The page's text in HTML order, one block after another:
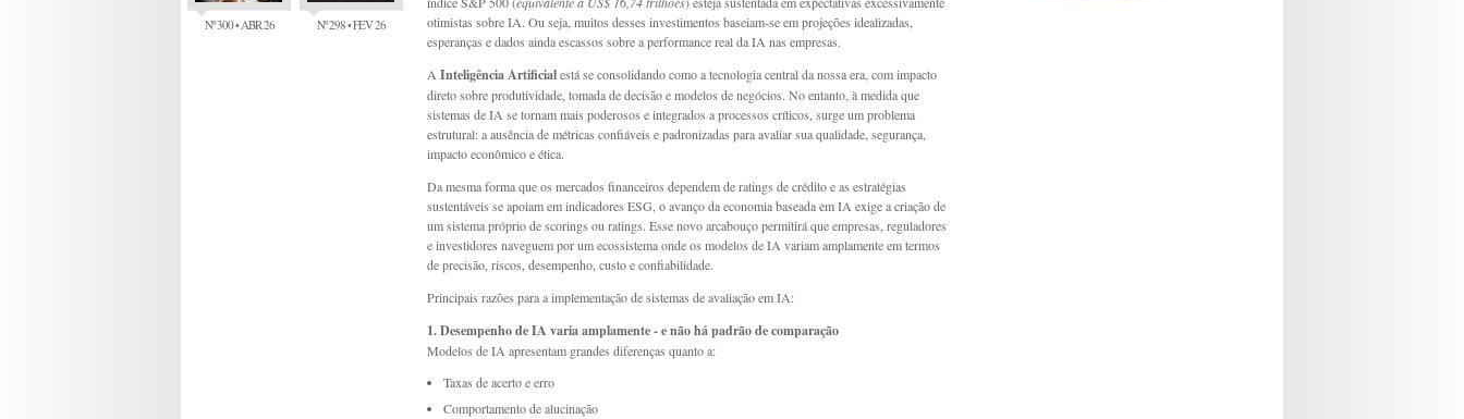
Nº 300 • ABR 26 Nº 298 • FEV 26
otimistas sobre IA. Ou seja, muitos desses investimentos baseiam-se em projeções idealizadas,
esperanças e dados ainda escassos sobre a performance real da IA nas empresas.
A Inteligência Artificialestá se consolidando como a tecnologia central da nossa era, com impacto
direto sobre produtividade, tomada de decisão e modelos de negócios. No entanto, à medida que
sistemas de IA se tornam mais poderosos e integrados a processos críticos, surge um problema
estrutural: a ausência de métricas confiáveis e padronizadas para avaliar sua qualidade, segurança,
impacto econômico e ética.
Da mesma forma que os mercados financeiros dependem de ratings de crédito e as estratégias
sustentáveis se apoiam em indicadores ESG, o avanço da economia baseada em IA exige a criação de
um sistema próprio de scorings ou ratings. Esse novo arcabouço permitirá que empresas, reguladores
e investidores naveguem por um ecossistema onde os modelos de IA variam amplamente em termos
de precisão, riscos, desempenho, custo e confiabilidade.
Principais razões para a implementação de sistemas de avaliação em IA:
1. Desempenho de IA varia amplamente - e não há padrão de comparação
Modelos de IA apresentam grandes diferenças quanto a:
Taxas de acerto e erro
Comportamento de alucinação